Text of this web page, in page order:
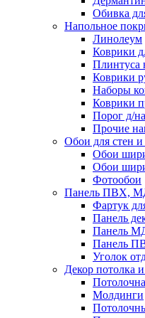
Обивка
Напольное
Линолеум
Коврики
Плинтуса
Коврики
Наборы
Коврики
Порог д/
Прочие
Обои для стен и
Обои
Обои
Фотообои
Панель ПВХ,
Фартук
Панель
Панель
Панель
Уголок
Декор потолка
Молдинги